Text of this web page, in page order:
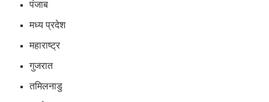
पंजाब
मध्य प्रदेश
महाराष्ट्र
गुजरात
तमिलनाडु